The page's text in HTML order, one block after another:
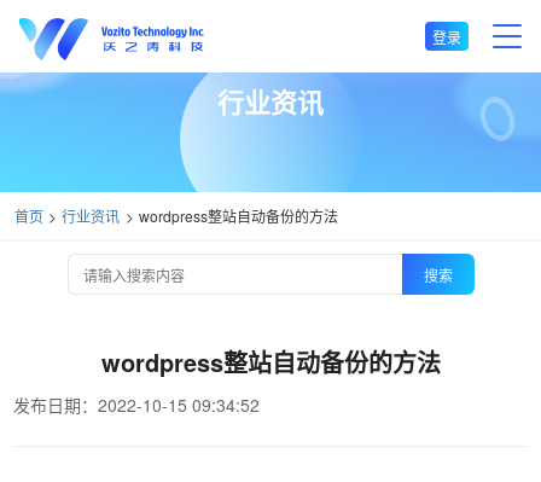
登录
行业资讯
首页 行业资讯 wordpress整站自动备份的方法
搜索
wordpress整站自动备份的方法
发布日期：2022-10-15 09:34:52